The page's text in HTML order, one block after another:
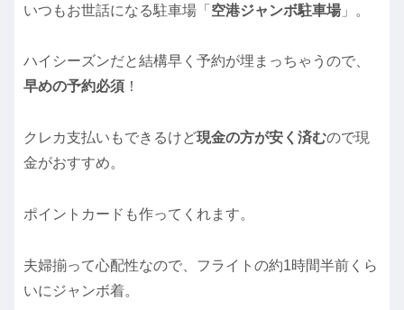
いつもお世話になる駐車場「 空港ジャンボ駐車場」。
ハイシーズンだと結構早く予約が埋まっちゃうので、
早めの予約必須 ！
クレカ支払いもできるけど現金の方が安く済むので現
金がおすすめ。
ポイントカードも作ってくれます。
夫婦揃って心配性なので、フライトの約1時間半前くら
いにジャンボ着。